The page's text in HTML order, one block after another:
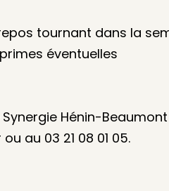
tournant dans la
éventuelles
Hénin-Beaumont
au 03 21 08 01 05.